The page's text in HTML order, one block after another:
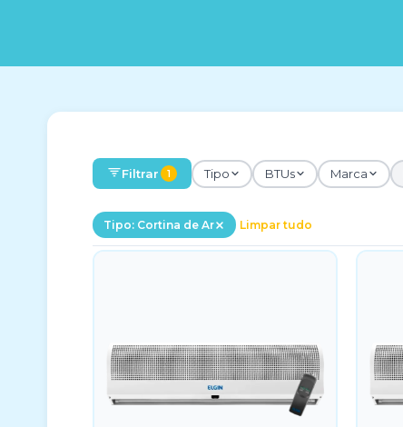
Filtrar 1 Tipo BTUs Marca
Tipo: Cortina de Ar Limpar tudo